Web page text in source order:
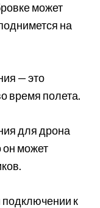
может
на
— это
время полета.
для дрона
он может
к